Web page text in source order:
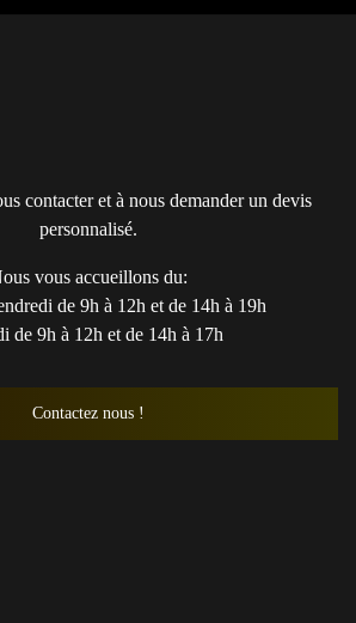
contacter et à nous demander un devis
personnalisé.
vous accueillons du:
de 9h à 12h et de 14h à 19h
de 9h à 12h et de 14h à 17h
Contactez nous !